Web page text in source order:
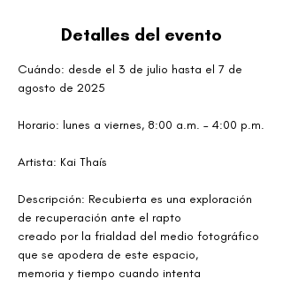
Detalles del evento
Cuándo: desde el 3 de julio hasta el 7 de
agosto de 2025
Horario: lunes a viernes, 8:00 a.m. – 4:00 p.m.
Artista: Kai Thaís
Descripción: Recubierta es una exploración
de recuperación ante el rapto
creado por la frialdad del medio fotográfico
que se apodera de este espacio,
memoria y tiempo cuando intenta